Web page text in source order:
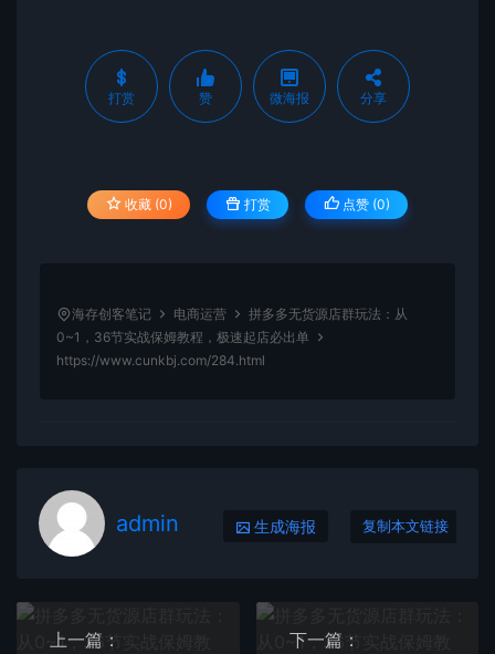
打赏 赞 微海报 分享
收藏 (0) 打赏 点赞 (0)
海存创客笔记 电商运营
拼多多无货源店群玩法：从
0~1，36节实战保姆教程，​极速起店必出单
https://www.cunkbj.com/284.html
admin 生成海报 复制本文链接
上一篇：
下一篇：